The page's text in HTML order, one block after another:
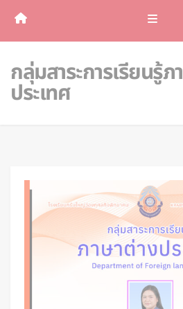
กลุ่มสาระการเรียนรู้ภ
ประเทศ